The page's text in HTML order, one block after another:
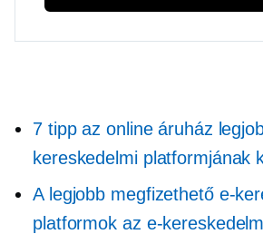
7 tipp az online áruház
kereskedelmi platformjának
A legjobb megfizethető e-
platformok az e-